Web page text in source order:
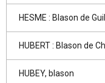
HESME : Blason de
HUBERT : Blason de
HUBEY, blason